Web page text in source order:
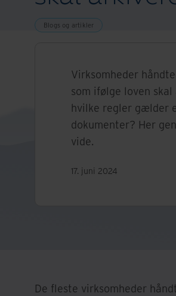
Blogs og artikler
Virksomheder
som ifølge loven
hvilke regler gælder
dokumenter? Her
vide.
17. juni 2024
De fleste virksomheder